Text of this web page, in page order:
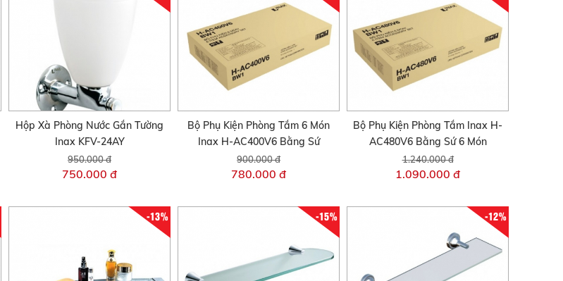
Hộp Xà Phòng Nước Gắn Tường
Inax KFV-24AY
950.000 đ
750.000 đ
Bộ Phụ Kiện Phòng Tắm 6 Món
Inax H-AC400V6 Bằng Sứ
900.000 đ
780.000 đ
Bộ Phụ Kiện Phòng Tắm Inax H-
AC480V6 Bằng Sứ 6 Món
1.240.000 đ
1.090.000 đ
-13% -15% -12%